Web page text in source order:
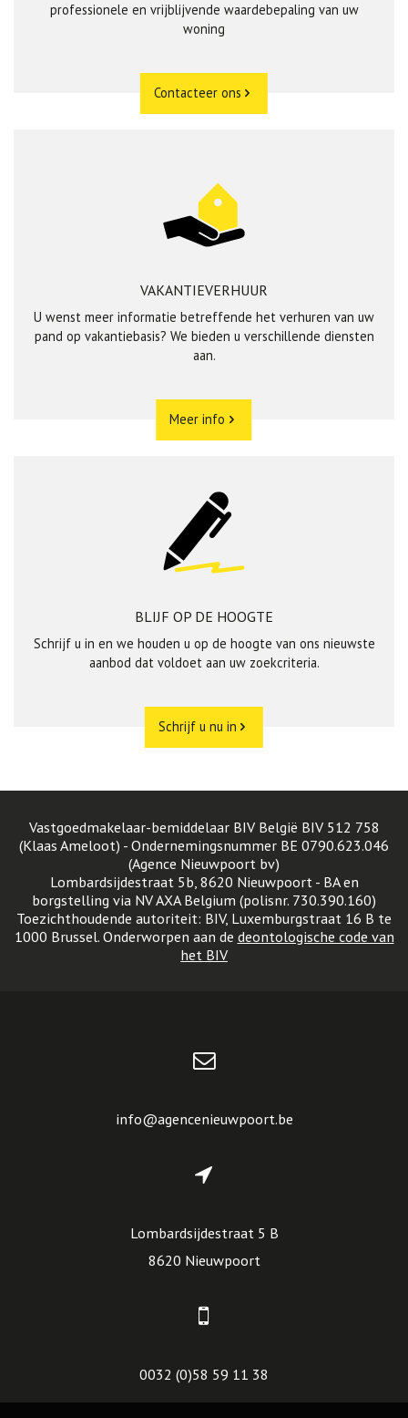
professionele en vrijblijvende waardebepaling van uw
woning
Contacteer ons
VAKANTIEVERHUUR
U wenst meer informatie betreffende het verhuren van uw
pand op vakantiebasis? We bieden u verschillende diensten
aan.
Meer info
BLIJF OP DE HOOGTE
Schrijf u in en we houden u op de hoogte van ons nieuwste
aanbod dat voldoet aan uw zoekcriteria.
Schrijf u nu in
Vastgoedmakelaar-bemiddelaar BIV België BIV 512 758
(Klaas Ameloot) - Ondernemingsnummer BE 0790.623.046
(Agence Nieuwpoort bv)
Lombardsijdestraat 5b, 8620 Nieuwpoort - BA en
borgstelling via NV AXA Belgium (polisnr. 730.390.160)
Toezichthoudende autoriteit: BIV, Luxemburgstraat 16 B te
1000 Brussel. Onderworpen aan de deontologische code van
het BIV
info@agencenieuwpoort.be
Lombardsijdestraat 5 B
8620 Nieuwpoort
0032 (0)58 59 11 38